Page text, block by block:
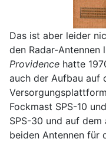
Das ist aber leider
den Radar-
Providence hatte
auch der Aufbau auf
Fockmast SPS-10
SPS-30 und auf
beiden Antennen für